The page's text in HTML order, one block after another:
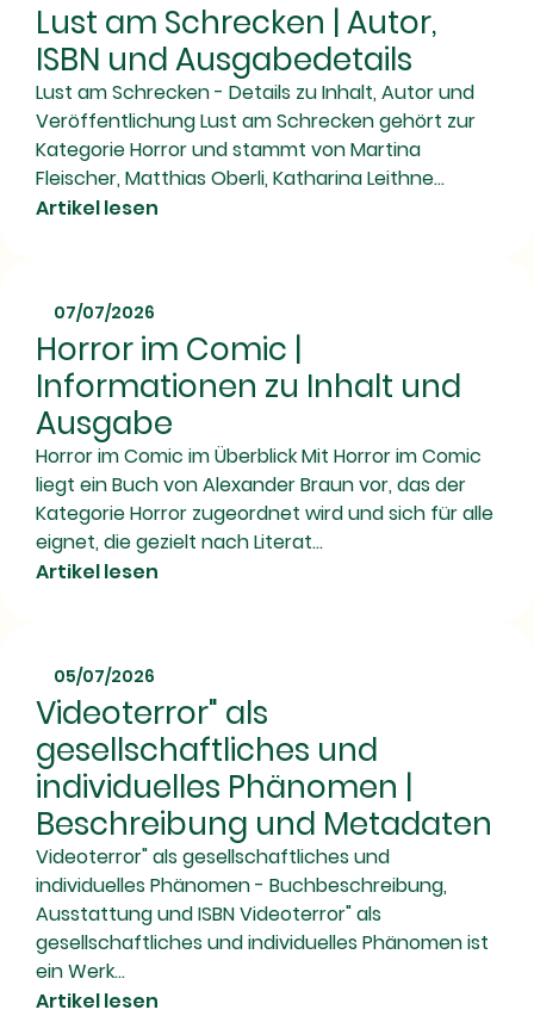
Lust am Schrecken | Autor,
ISBN und Ausgabedetails
Lust am Schrecken - Details zu Inhalt, Autor und
Veröffentlichung Lust am Schrecken gehört zur
Kategorie Horror und stammt von Martina
Fleischer, Matthias Oberli, Katharina Leithne...
Artikel lesen
07/07/2026
Horror im Comic |
Informationen zu Inhalt und
Ausgabe
Horror im Comic im Überblick Mit Horror im Comic
liegt ein Buch von Alexander Braun vor, das der
Kategorie Horror zugeordnet wird und sich für alle
eignet, die gezielt nach Literat...
Artikel lesen
05/07/2026
Videoterror" als
gesellschaftliches und
individuelles Phänomen |
Beschreibung und Metadaten
Videoterror" als gesellschaftliches und
individuelles Phänomen - Buchbeschreibung,
Ausstattung und ISBN Videoterror" als
gesellschaftliches und individuelles Phänomen ist
ein Werk...
Artikel lesen